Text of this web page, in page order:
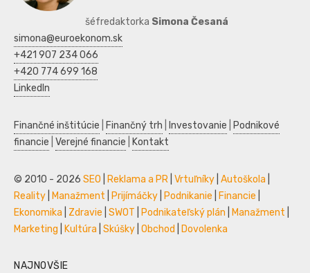
šéfredaktorka Simona Česaná
simona@euroekonom.sk
+421 907 234 066
+420 774 699 168
LinkedIn
Finančné inštitúcie Finančný trh Investovanie
Podnikové
financie Verejné financie Kontakt
© 2010 - 2026 SEO Reklama a PR Vrtuľníky Autoškola
Reality
Manažment Prijímáčky Podnikanie Financie
Ekonomika
Zdravie SWOT Podnikateľský plán Manažment
Marketing
Kultúra Skúšky Obchod Dovolenka
NAJNOVŠIE